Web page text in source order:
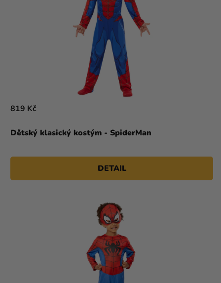
Dětský klasický kostým - SpiderMan
819 Kč
DETAIL